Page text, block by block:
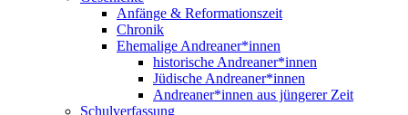
Anfänge & Reformationszeit
Chronik
Ehemalige Andreaner*innen
historische Andreaner*innen
Jüdische Andreaner*innen
Andreaner*innen aus jüngerer Zeit
Schulverfassung